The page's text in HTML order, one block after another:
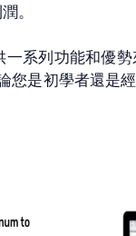
。
系列功能和優
是初學者還是